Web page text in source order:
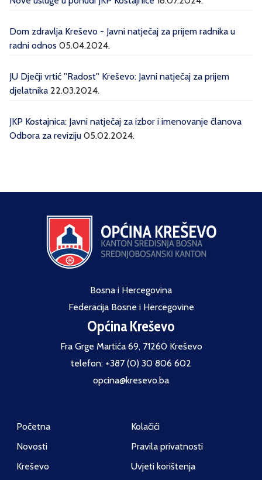
Dom zdravlja Kreševo - Javni natječaj za prijem radnika u
radni odnos 05.04.2024.
JU Dječji vrtić ''Radost'' Kreševo: Javni natječaj za prijem
djelatnika 22.03.2024.
JKP Kostajnica: Javni natječaj za izbor i imenovanje članova
Odbora za reviziju 05.02.2024.
Bosna i Hercegovina
Federacija Bosne i Hercegovine
Općina Kreševo
Fra Grge Martića 69, 71260 Kreševo
telefon: +387 (0) 30 806 602
opcina@kresevo.ba
Početna
Novosti
Kreševo
Kolačići
Pravila privatnosti
Uvjeti korištenja